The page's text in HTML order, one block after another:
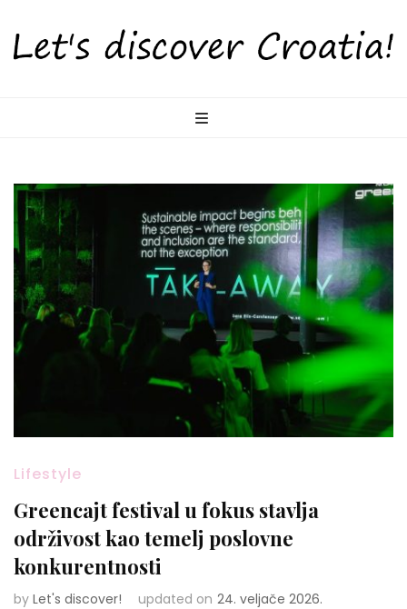
Lifestyle
Greencajt festival u fokus stavlja
održivost kao temelj poslovne
konkurentnosti
by Let's discover! updated on 24. veljače 2026.